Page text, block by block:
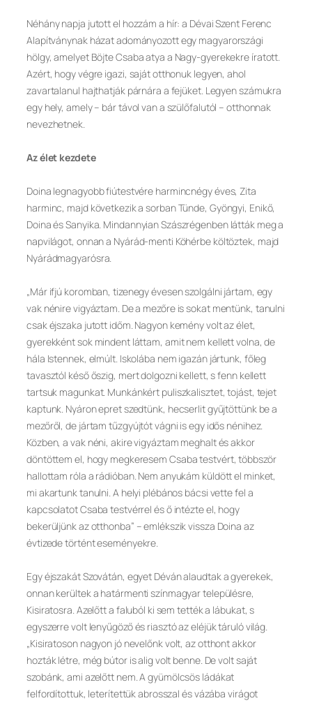
Néhány napja jutott el hozzám a hír: a Dévai Szent Ferenc
Alapítványnak házat adományozott egy magyarországi
hölgy, amelyet Böjte Csaba atya a Nagy-gyerekekre íratott.
Azért, hogy végre igazi, saját otthonuk legyen, ahol
zavartalanul hajthatják párnára a fejüket. Legyen számukra
egy hely, amely – bár távol van a szülőfalutól – otthonnak
nevezhetnek.
Az élet kezdete
Doina legnagyobb fiútestvére harmincnégy éves, Zita
harminc, majd következik a sorban Tünde, Gyöngyi, Enikő,
Doina és Sanyika. Mindannyian Szászrégenben látták meg a
napvilágot, onnan a Nyárád-menti Köhérbe költöztek, majd
Nyárádmagyarósra.
„Már ifjú koromban, tizenegy évesen szolgálni jártam, egy
vak nénire vigyáztam. De a mezőre is sokat mentünk, tanulni
csak éjszaka jutott időm. Nagyon kemény volt az élet,
gyerekként sok mindent láttam, amit nem kellett volna, de
hála Istennek, elmúlt. Iskolába nem igazán jártunk, főleg
tavasztól késő őszig, mert dolgozni kellett, s fenn kellett
tartsuk magunkat. Munkánkért puliszkalisztet, tojást, tejet
kaptunk. Nyáron epret szedtünk, hecserlit gyűjtöttünk be a
mezőről, de jártam tűzgyújtót vágni is egy idős nénihez.
Közben, a vak néni, akire vigyáztam meghalt és akkor
döntöttem el, hogy megkeresem Csaba testvért, többször
hallottam róla a rádióban. Nem anyukám küldött el minket,
mi akartunk tanulni. A helyi plébános bácsi vette fel a
kapcsolatot Csaba testvérrel és ő intézte el, hogy
bekerüljünk az otthonba” – emlékszik vissza Doina az
évtizede történt eseményekre.
Egy éjszakát Szovátán, egyet Déván alaudtak a gyerekek,
onnan kerültek a határmenti színmagyar településre,
Kisiratosra. Azelőtt a faluból ki sem tették a lábukat, s
egyszerre volt lenyűgöző és riasztó az eléjük táruló világ.
„Kisiratoson nagyon jó nevelőnk volt, az otthont akkor
hozták létre, még bútor is alig volt benne. De volt saját
szobánk, ami azelőtt nem. A gyümölcsös ládákat
felfordítottuk, leterítettük abrosszal és vázába virágot